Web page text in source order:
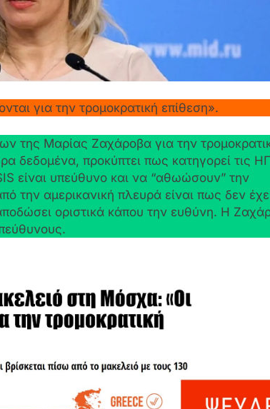
για την τρομοκρατική επίθεση».
Μαρίας Ζαχάροβα για την
δεδομένα, προκύπτει πως κατηγορεί τις
είναι υπεύθυνο και να “αθωώσουν” την
την αμερικανική πλευρά είναι πως δεν
οριστικά κάπου την ευθύνη. Η